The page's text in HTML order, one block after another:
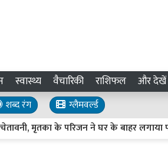
स्वास्थ्य वैचारिकी राशिफल और देखें
शब्द रंग
ग्लैमवर्ल्ड
मृतका के परिजन ने घर के बाहर लगाया फ्लैक्स!